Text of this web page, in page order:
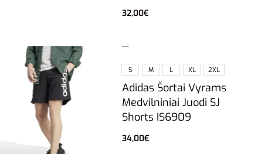
32,00€
S M L XL 2XL
Adidas Šortai Vyrams
Medvilniniai Juodi SJ
Shorts IS6909
34,00€